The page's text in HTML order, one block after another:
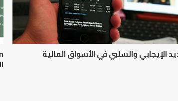
الإيجابي والسلبي في الأسواق المالية